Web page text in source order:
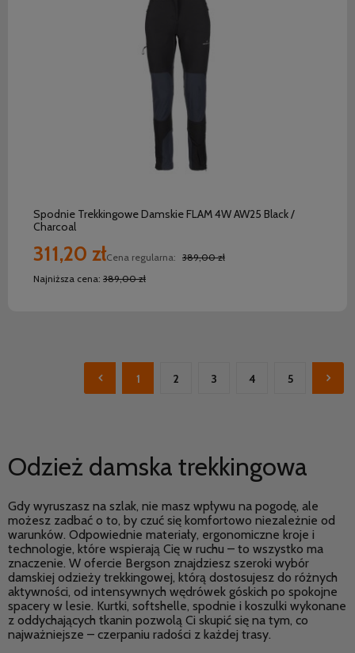
Spodnie Trekkingowe Damskie FLAM 4W AW25 Black /
Charcoal
311,20 złCena regularna: 389,00 zł
Najniższa cena: 389,00 zł
do koszyka
1 2 3 4 5
Odzież damska trekkingowa
Gdy wyruszasz na szlak, nie masz wpływu na pogodę, ale
możesz zadbać o to, by czuć się komfortowo niezależnie od
warunków. Odpowiednie materiały, ergonomiczne kroje i
technologie, które wspierają Cię w ruchu – to wszystko ma
znaczenie. W ofercie Bergson znajdziesz szeroki wybór
damskiej odzieży trekkingowej, którą dostosujesz do różnych
aktywności, od intensywnych wędrówek góskich po spokojne
spacery w lesie. Kurtki, softshelle, spodnie i koszulki wykonane
z oddychających tkanin pozwolą Ci skupić się na tym, co
najważniejsze – czerpaniu radości z każdej trasy.